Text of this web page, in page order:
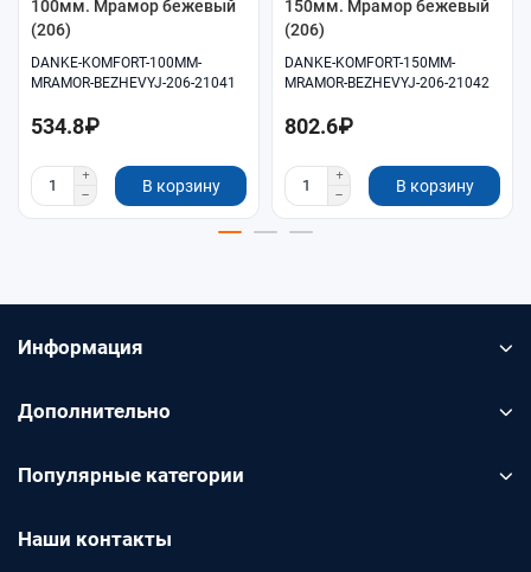
100мм. Мрамор бежевый
(206)
DANKE-KOMFORT-100MM-
MRAMOR-BEZHEVYJ-206-21041
534.8₽
В корзину
150мм. Мрамор бежевый
(206)
DANKE-KOMFORT-150MM-
MRAMOR-BEZHEVYJ-206-21042
802.6₽
В корзину
Информация
Дополнительно
Популярные категории
Наши контакты